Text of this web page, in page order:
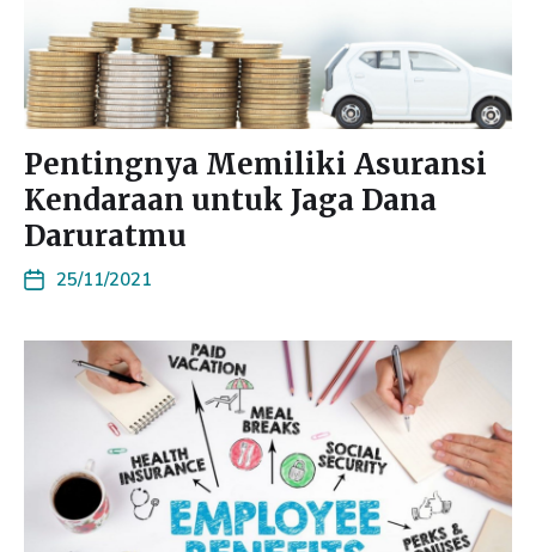
Pentingnya Memiliki Asuransi
Kendaraan untuk Jaga Dana
Daruratmu
25/11/2021